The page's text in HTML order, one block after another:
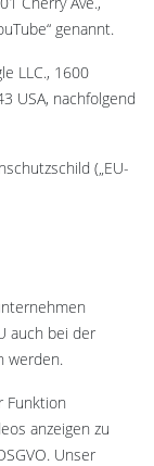
genannt.
LLC., 1600
USA, nachfolgend
(„EU-
auch bei der
werden.
Funktion
anzeigen zu
Unser